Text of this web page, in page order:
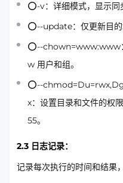
⭕-v：详细模式，显示同
⭕--update：仅更新目的
⭕--chown=www:www
w 用户和组。
⭕--
x：设置目录和文件的权
55。
2.3 日志记录：
记录每次执行的时间和结果